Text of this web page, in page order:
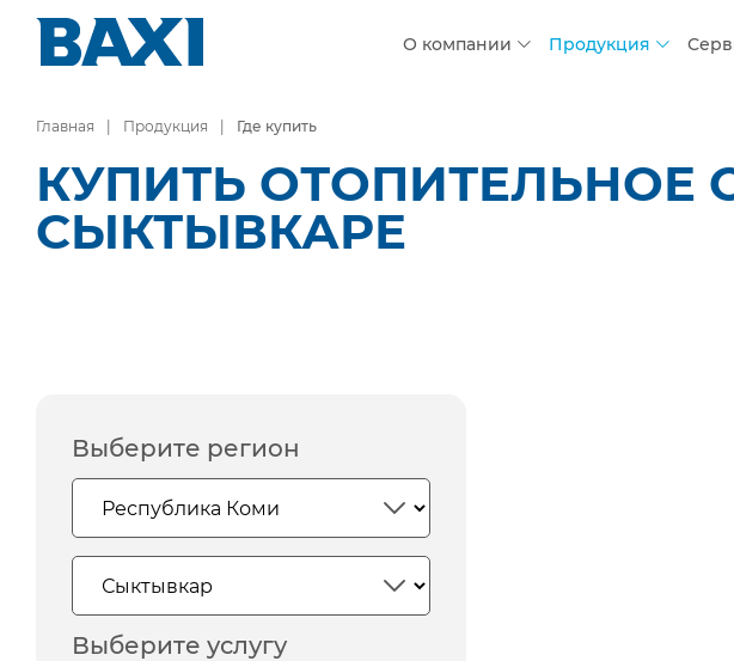
О компании Продукция
Главная Продукция Где купить
КУПИТЬ ОТОПИТЕЛЬНОЕ
СЫКТЫВКАРЕ
Выберите регион
Выберите услугу